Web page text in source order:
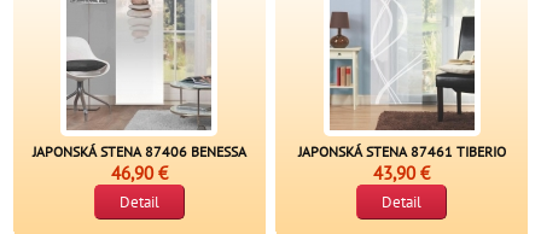
JAPONSKÁ STENA 87406 BENESSA
46,90 €
Detail
JAPONSKÁ STENA 87461 TIBERIO
43,90 €
Detail